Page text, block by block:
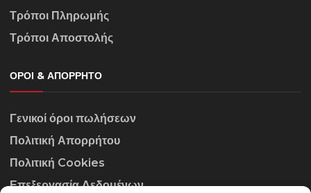
Τρόποι Πληρωμής
Τρόποι Αποστολής
ΌΡΟΙ & ΑΠΌΡΡΗΤΟ
Γενικοί όροι πωλήσεων
Πολιτική Απορρήτου
Πολιτική Cookies
Επεξεργασία Δεδομένων